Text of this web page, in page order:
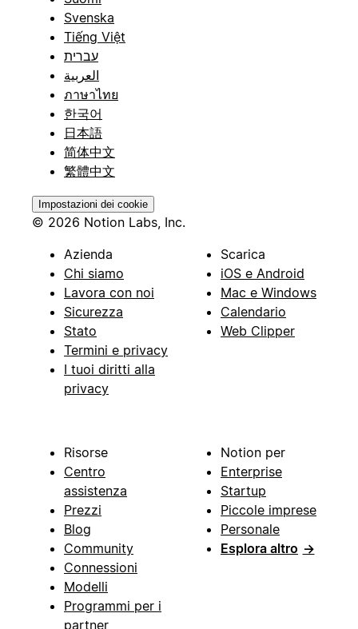
Svenska
Tiếng Việt
עברית
العربية
ภาษาไทย
한국어
日本語
简体中文
繁體中文
Impostazioni dei cookie
© 2026 Notion Labs, Inc.
Azienda
Chi siamo
Lavora con noi
Sicurezza
Stato
Termini e privacy
I tuoi diritti alla
privacy
Scarica
iOS e Android
Mac e Windows
Calendario
Web Clipper
Risorse
Centro
assistenza
Prezzi
Blog
Community
Connessioni
Modelli
Programmi per i
partner
Notion per
Enterprise
Startup
Piccole imprese
Personale
Esplora altro →